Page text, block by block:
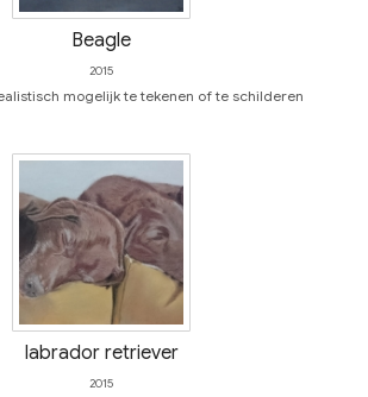
Beagle
2015
mogelijk te tekenen of te schilderen
labrador retriever
2015